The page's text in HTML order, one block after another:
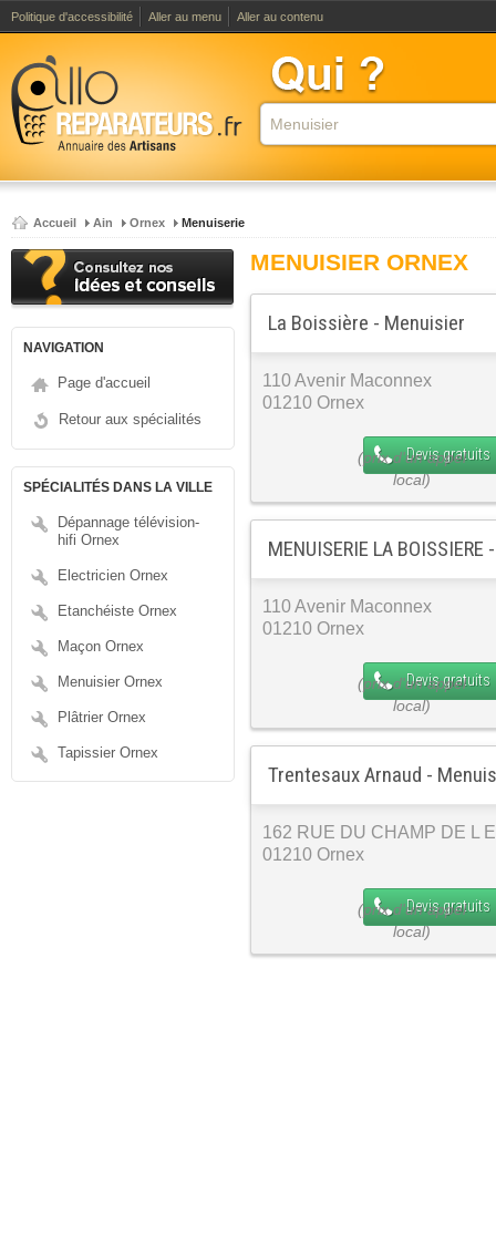
Politique d'accessibilité Aller au menu Aller au contenu
Accueil Ain Ornex Menuiserie
NAVIGATION
Page d'accueil
Retour aux spécialités
SPÉCIALITÉS DANS LA VILLE
Dépannage télévision-
hifi Ornex
Electricien Ornex
Etanchéiste Ornex
Maçon Ornex
Menuisier Ornex
Plâtrier Ornex
Tapissier Ornex
MENUISIER ORNEX
La Boissière - Menuisier
110 Avenir Maconnex
01210 Ornex
Devis gratuits
MENUISERIE LA
110 Avenir Maconnex
01210 Ornex
Devis gratuits
Trentesaux Arnaud -
162 RUE DU CHAMP DE L
01210 Ornex
Devis gratuits